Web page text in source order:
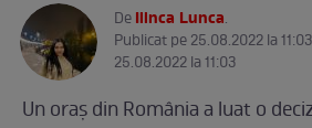
DeIlinca Lunca.
Publicat pe 25.08.2022 la
25.08.2022 la 11:03
Un oraș din România a luat o